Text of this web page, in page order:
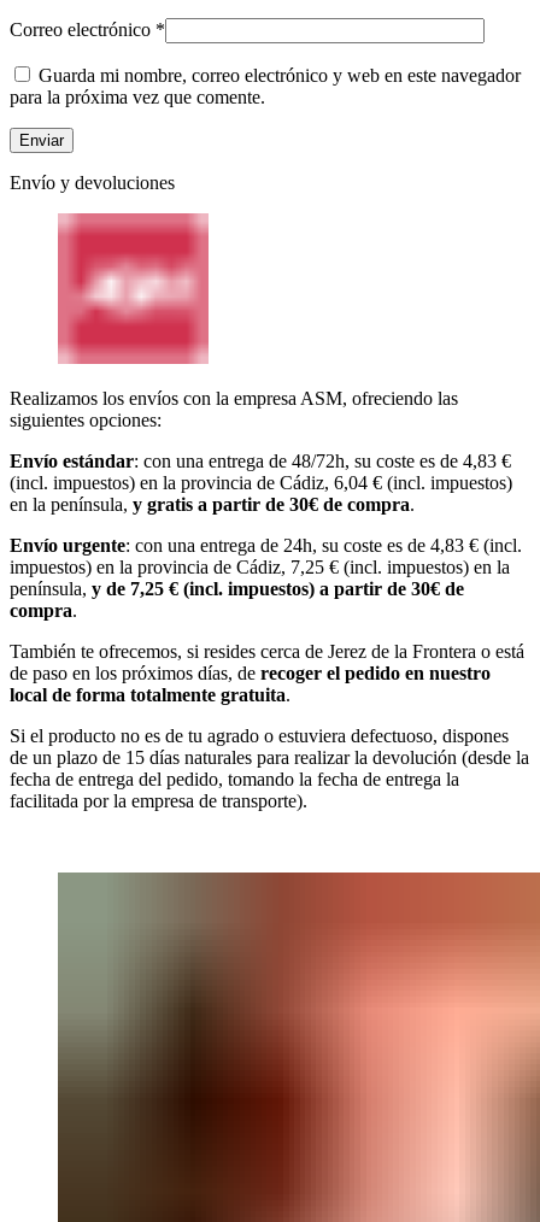
Correo electrónico *
Guarda mi nombre, correo electrónico y web en este navegador
para la próxima vez que comente.
Envío y devoluciones
Realizamos los envíos con la empresa ASM, ofreciendo las
siguientes opciones:
Envío estándar: con una entrega de 48/72h, su coste es de 4,83 €
(incl. impuestos) en la provincia de Cádiz, 6,04 € (incl. impuestos)
en la península, y gratis a partir de 30€ de compra.
Envío urgente: con una entrega de 24h, su coste es de 4,83 € (incl.
impuestos) en la provincia de Cádiz, 7,25 € (incl. impuestos) en la
península, y de 7,25 € (incl. impuestos) a partir de 30€ de
compra.
También te ofrecemos, si resides cerca de Jerez de la Frontera o está
de paso en los próximos días, de recoger el pedido en nuestro
local de forma totalmente gratuita.
Si el producto no es de tu agrado o estuviera defectuoso, dispones
de un plazo de 15 días naturales para realizar la devolución (desde la
fecha de entrega del pedido, tomando la fecha de entrega la
facilitada por la empresa de transporte).